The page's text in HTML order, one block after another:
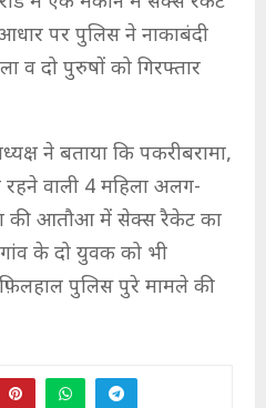
पर पुलिस ने नाकाबंदी
व दो पुरुषों को गिरफ्तार
ने बताया कि पकरीबरामा,
वाली 4 महिला अलग-
की आतौआ में सेक्स रैकेट का
के दो युवक को भी
पुलिस पुरे मामले की